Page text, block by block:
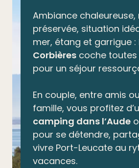
Ambiance chaleureuse,
préservée, situation
mer, étang et garrigue :
Corbièrescoche toutes
pour un séjour
En couple, entre amis
famille, vous profitez
camping dans l’Aude
pour se détendre,
vivre Port-Leucate au
vacances.